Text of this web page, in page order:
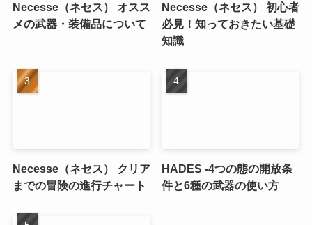
Necesse（ネセス） オスス
メの武器・装備品について
Necesse（ネセス） 初心者
必見！知っておきたい基礎
知識
Necesse（ネセス） クリア
までの冒険の進行チャート
HADES -4つの態の開放条
件と6種の武器の使い方